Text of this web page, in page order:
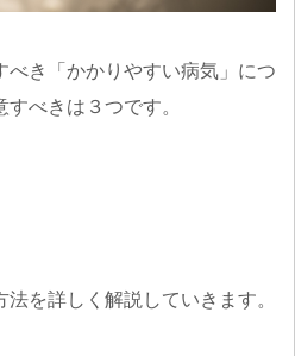
べき「かかりやすい病気」につ
べきは３つです。
を詳しく解説していきます。